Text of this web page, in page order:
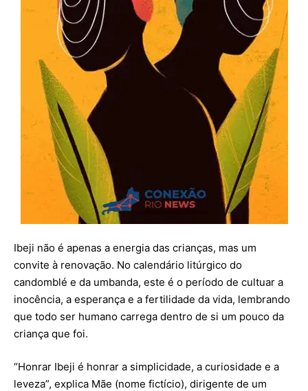
Ibeji não é apenas a energia das crianças, mas um
convite à renovação. No calendário litúrgico do
candomblé e da umbanda, este é o período de cultuar a
inocência, a esperança e a fertilidade da vida, lembrando
que todo ser humano carrega dentro de si um pouco da
criança que foi.
“Honrar Ibeji é honrar a simplicidade, a curiosidade e a
leveza”, explica Mãe (nome fictício), dirigente de um